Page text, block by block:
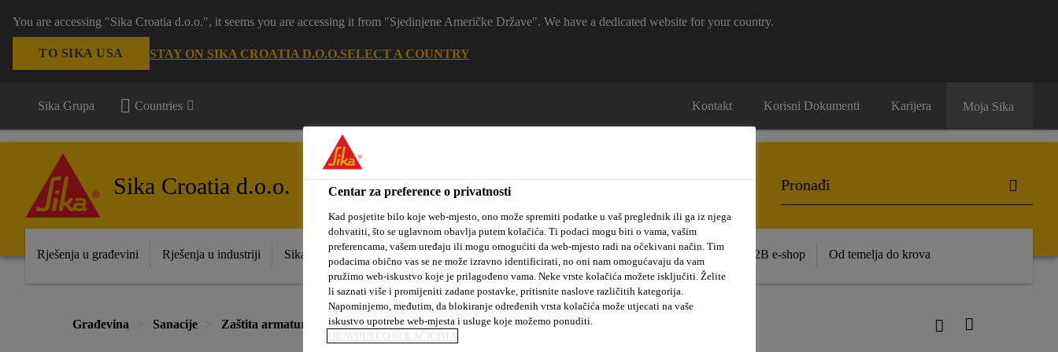
You are accessing "Sika Croatia d.o.o.", it seems you are accessing it from "Sjedinjene Američke Države". We have a dedicated website for your country.
TO SIKA USA STAY ON SIKA CROATIA D.O.O.SELECT A COUNTRY
Sika Grupa Countries Kontakt Korisni Dokumenti Karijera Moja Sika
Sika Croatia d.o.o.
Rješenja u građevini Rješenja u industriji Sika prodajna mjesta Novosti #dobrakemija O nama Projekti i reference B2B e-shop Od temelja do krova
Građevina Sanacije Zaštita armature - vezni most SikaLatex®
Centar za preference o privatnosti
Kad posjetite bilo koje web-mjesto, ono može spremiti podatke u vaš preglednik ili ga iz njega
dohvatiti, što se uglavnom obavlja putem kolačića. Ti podaci mogu biti o vama, vašim
preferencama, vašem uređaju ili mogu omogućiti da web-mjesto radi na očekivani način. Tim
podacima obično vas se ne može izravno identificirati, no oni nam omogućavaju da vam
pružimo web-iskustvo koje je prilagođeno vama. Neke vrste kolačića možete isključiti. Želite
li saznati više i promijeniti zadane postavke, pritisnite naslove različitih kategorija.
Napominjemo, međutim, da blokiranje određenih vrsta kolačića može utjecati na vaše
iskustvo upotrebe web-mjesta i usluge koje možemo ponuditi.
OBAVIJEST O KOLAČIĆIMA